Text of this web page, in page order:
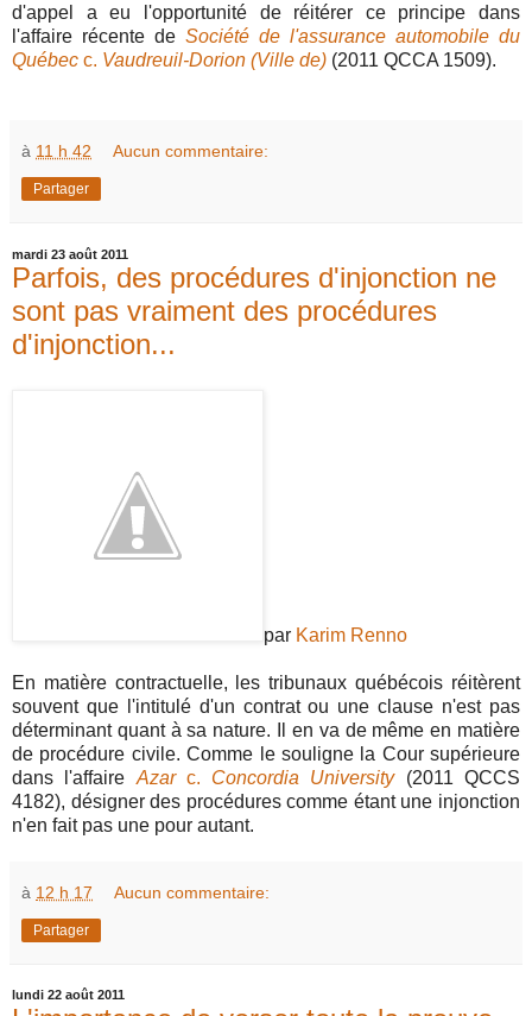
d'appel a eu l'opportunité de réitérer ce principe dans
l'affaire récente de Société de l'assurance automobile du
Québec c. Vaudreuil-Dorion (Ville de) (2011 QCCA 1509).
à 11 h 42 Aucun commentaire:
Partager
mardi 23 août 2011
Parfois, des procédures d'injonction ne
sont pas vraiment des procédures
d'injonction...
par Karim Renno
En matière contractuelle, les tribunaux québécois réitèrent
souvent que l'intitulé d'un contrat ou une clause n'est pas
déterminant quant à sa nature. Il en va de même en matière
de procédure civile. Comme le souligne la Cour supérieure
dans l'affaire Azarc. Concordia University(2011 QCCS
4182), désigner des procédures comme étant une injonction
n'en fait pas une pour autant.
à 12 h 17 Aucun commentaire:
Partager
lundi 22 août 2011